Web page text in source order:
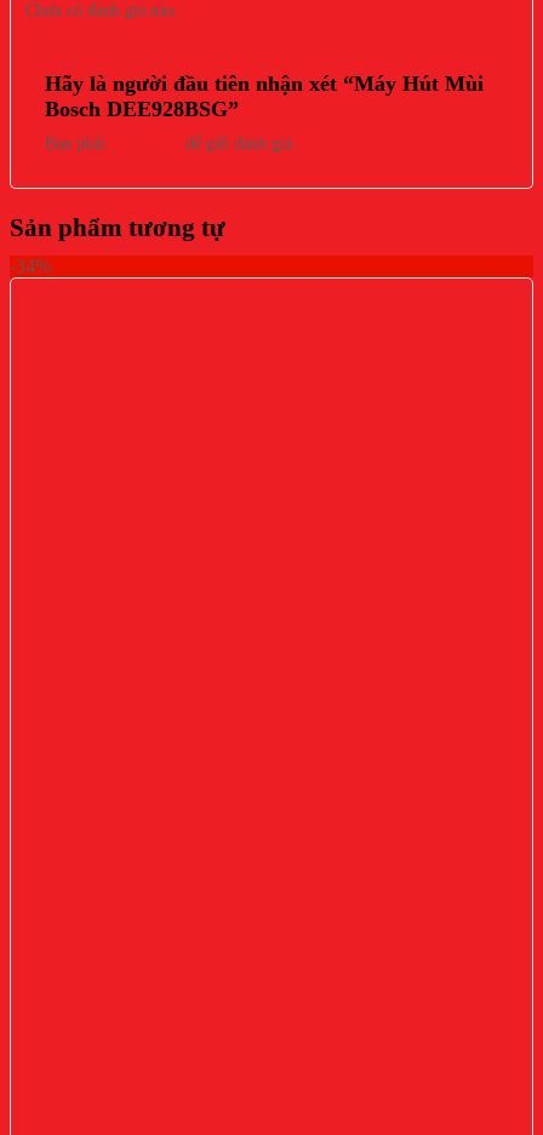
Chưa có đánh giá nào.
Hãy là người đầu tiên nhận xét “Máy Hút Mùi
Bosch DEE928BSG”
Bạn phải để gửi đánh giá.
Sản phẩm tương tự
-34%